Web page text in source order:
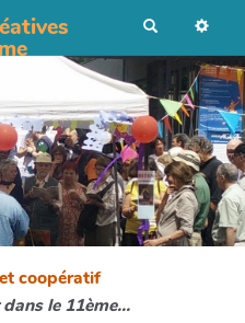
c
r
c
h
e
r
coopératif
le 11ème...